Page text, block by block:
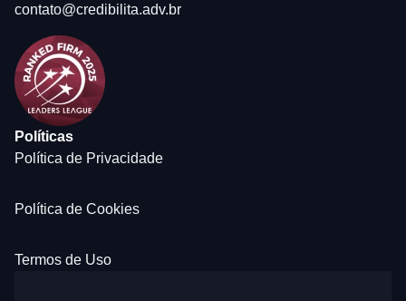
contato@credibilita.adv.br
Políticas
Política de Privacidade
Política de Cookies
Termos de Uso